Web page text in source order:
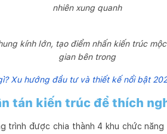
nhiên xung quanh
kính lớn, tạo điểm nhấn kiến trúc
gian bên trong
Xu hướng đầu tư và thiết kế nổi bật
tán kiến trúc để thích
trình được chia thành 4 khu chức năng